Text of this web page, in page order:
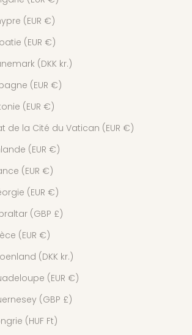
(EUR €)
(EUR €)
(DKK kr.)
(EUR €)
(EUR €)
de la Cité du Vatican (EUR €)
(EUR €)
(EUR €)
(EUR €)
(GBP £)
(EUR €)
(DKK kr.)
(EUR €)
(GBP £)
(HUF Ft)